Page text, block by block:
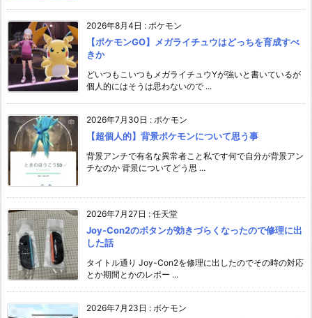
2026年8月4日 : ポケモン
【ポケモンGO】メガライチュウはどっちを育成すべ
きか
どいつもこいつもメガライチュウYが強いと書いているが
個人的にはそうは思わないので ...
2026年7月30日 : ポケモン
【超個人的】背景ポケモンについて思う事
背景アンチで有名な異常者こと私です何で自分が背景アン
チなのか 背景についてどう思 ...
2026年7月27日 : 任天堂
Joy-Con2のボタンが効きづらくなったので修理に出
した話
タイトル通り Joy-Con2を修理に出したのでその時の対応
とか期間とかのレポー ...
2026年7月23日 : ポケモン